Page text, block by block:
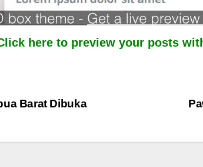
here to preview your posts
Barat Dibuka